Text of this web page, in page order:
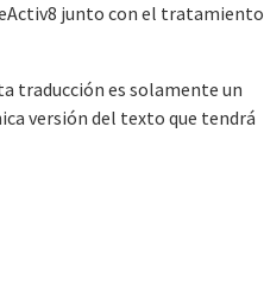
junto con el tratamiento
traducción es solamente un
versión del texto que tendrá